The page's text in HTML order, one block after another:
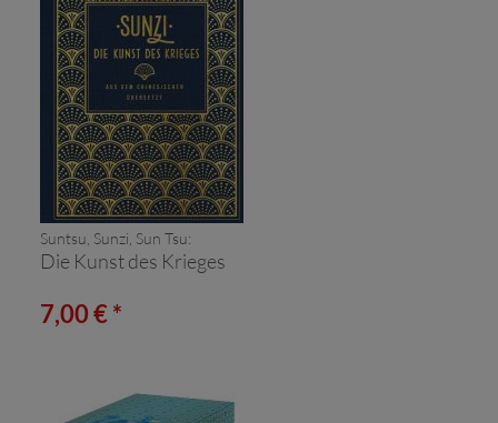
Suntsu, Sunzi, Sun Tsu:
Die Kunst des Krieges
7,00 € *